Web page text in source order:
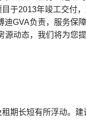
于2013年竣工交付
GVA负责，服务保
动态，我们将为您
期长短有所浮动。建